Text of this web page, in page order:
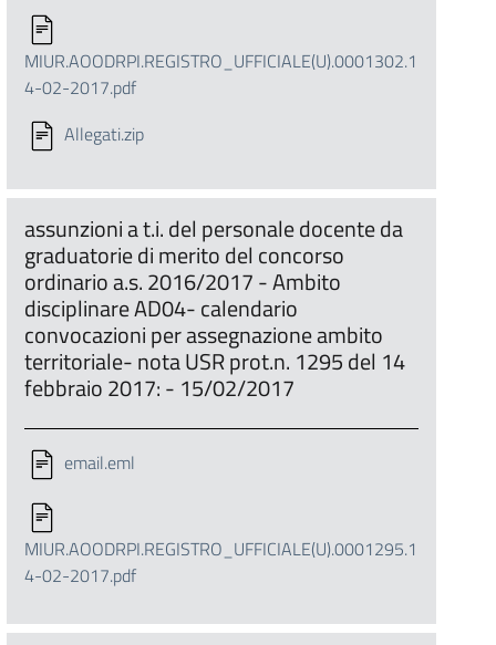
MIUR.AOODRPI.REGISTRO_UFFICIALE(U).0001302.1
4-02-2017.pdf
Allegati.zip
assunzioni a t.i. del personale docente da
graduatorie di merito del concorso
ordinario a.s. 2016/2017 - Ambito
disciplinare AD04- calendario
convocazioni per assegnazione ambito
territoriale- nota USR prot.n. 1295 del 14
febbraio 2017: - 15/02/2017
email.eml
MIUR.AOODRPI.REGISTRO_UFFICIALE(U).0001295.1
4-02-2017.pdf